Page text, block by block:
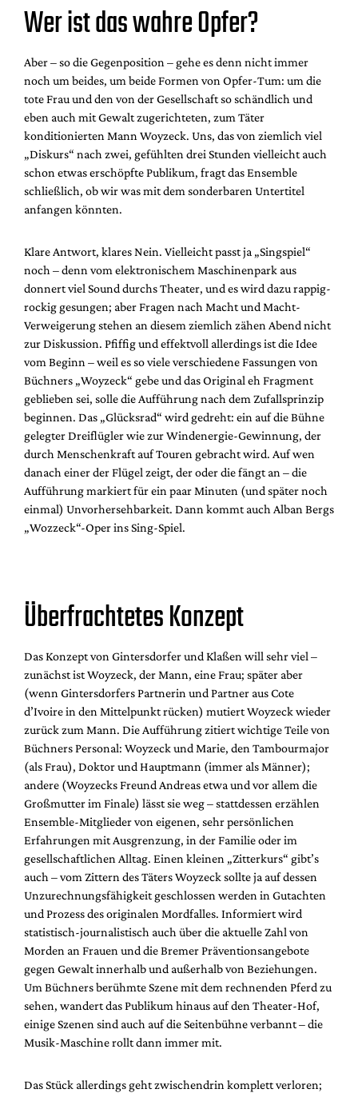
Wer ist das wahre Opfer?
Aber – so die Gegenposition – gehe es denn nicht immer
noch um beides, um beide Formen von Opfer-Tum: um die
tote Frau und den von der Gesellschaft so schändlich und
eben auch mit Gewalt zugerichteten, zum Täter
konditionierten Mann Woyzeck. Uns, das von ziemlich viel
„Diskurs“ nach zwei, gefühlten drei Stunden vielleicht auch
schon etwas erschöpfte Publikum, fragt das Ensemble
schließlich, ob wir was mit dem sonderbaren Untertitel
anfangen könnten.
Klare Antwort, klares Nein. Vielleicht passt ja „Singspiel“
noch – denn vom elektronischem Maschinenpark aus
donnert viel Sound durchs Theater, und es wird dazu rappig-
rockig gesungen; aber Fragen nach Macht und Macht-
Verweigerung stehen an diesem ziemlich zähen Abend nicht
zur Diskussion. Pfiffig und effektvoll allerdings ist die Idee
vom Beginn – weil es so viele verschiedene Fassungen von
Büchners „Woyzeck“ gebe und das Original eh Fragment
geblieben sei, solle die Aufführung nach dem Zufallsprinzip
beginnen. Das „Glücksrad“ wird gedreht: ein auf die Bühne
gelegter Dreiflügler wie zur Windenergie-Gewinnung, der
durch Menschenkraft auf Touren gebracht wird. Auf wen
danach einer der Flügel zeigt, der oder die fängt an – die
Aufführung markiert für ein paar Minuten (und später noch
einmal) Unvorhersehbarkeit. Dann kommt auch Alban Bergs
„Wozzeck“-Oper ins Sing-Spiel.
Überfrachtetes Konzept
Das Konzept von Gintersdorfer und Klaßen will sehr viel –
zunächst ist Woyzeck, der Mann, eine Frau; später aber
(wenn Gintersdorfers Partnerin und Partner aus Cote
d’Ivoire in den Mittelpunkt rücken) mutiert Woyzeck wieder
zurück zum Mann. Die Aufführung zitiert wichtige Teile von
Büchners Personal: Woyzeck und Marie, den Tambourmajor
(als Frau), Doktor und Hauptmann (immer als Männer);
andere (Woyzecks Freund Andreas etwa und vor allem die
Großmutter im Finale) lässt sie weg – stattdessen erzählen
Ensemble-Mitglieder von eigenen, sehr persönlichen
Erfahrungen mit Ausgrenzung, in der Familie oder im
gesellschaftlichen Alltag. Einen kleinen „Zitterkurs“ gibt’s
auch – vom Zittern des Täters Woyzeck sollte ja auf dessen
Unzurechnungsfähigkeit geschlossen werden in Gutachten
und Prozess des originalen Mordfalles. Informiert wird
statistisch-journalistisch auch über die aktuelle Zahl von
Morden an Frauen und die Bremer Präventionsangebote
gegen Gewalt innerhalb und außerhalb von Beziehungen.
Um Büchners berühmte Szene mit dem rechnenden Pferd zu
sehen, wandert das Publikum hinaus auf den Theater-Hof,
einige Szenen sind auch auf die Seitenbühne verbannt – die
Musik-Maschine rollt dann immer mit.
Das Stück allerdings geht zwischendrin komplett verloren;